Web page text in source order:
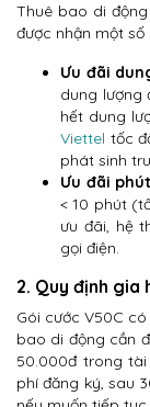
Thuê bao di
được nhận một số
Ưu đãi
dung lượng
hết dung
Viettel tốc
phát sinh
Ưu đãi
< 10 phút
ưu đãi, hệ
gọi điện.
2. Quy định gia
Gói cước V50C
bao di động cần
50.000đ trong
phí đăng ký, sau